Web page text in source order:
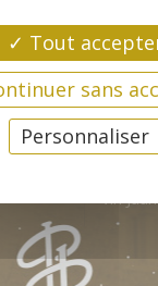
Vin de
Macvin
Vieux
Vin Jaune
Vin
Vin
Tout
sans
Personnaliser